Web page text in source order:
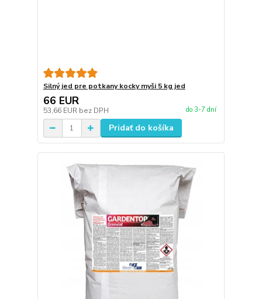
Silný jed pre potkany kocky myši 5 kg jed
66 EUR
53,66 EUR bez DPH do 3-7 dní
Pridať do košíka